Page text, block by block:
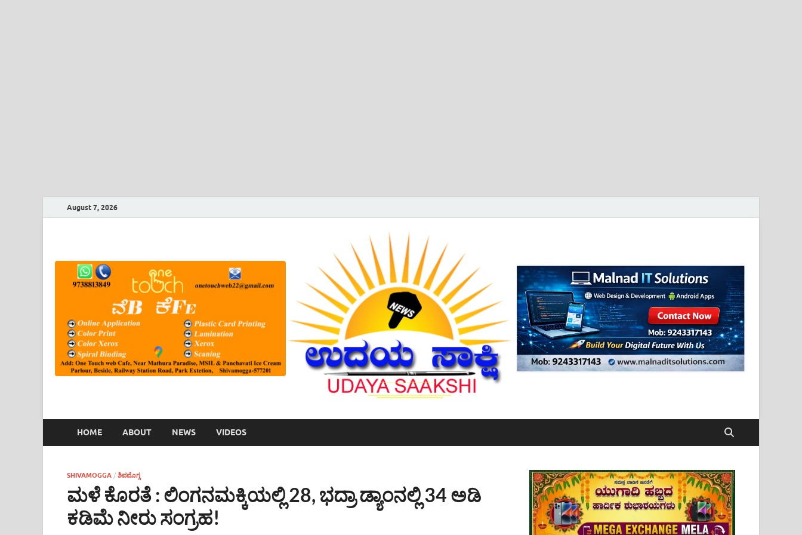
August 7, 2026
HOME ABOUT NEWS VIDEOS
SHIVAMOGGA / ಶಿವಮೊಗ್ಗ
ಮಳೆ ಕೊರತೆ : ಲಿಂಗನಮಕ್ಕಿಯಲ್ಲಿ 28, ಭದ್ರಾ ಡ್ಯಾಂನಲ್ಲಿ 34 ಅಡಿ
ಕಡಿಮೆ ನೀರು ಸಂಗ್ರಹ!